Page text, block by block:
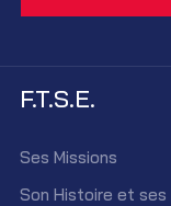
F.T.S.E.
Ses Missions
Son Histoire et